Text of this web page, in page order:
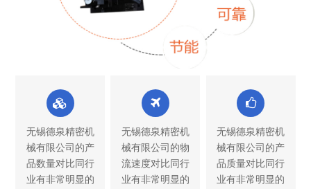
无锡德泉精密机
械有限公司的产
品数量对比同行
业有非常明显的
无锡德泉精密机
械有限公司的物
流速度对比同行
业有非常明显的
无锡德泉精密机
械有限公司的产
品质量对比同行
业有非常明显的